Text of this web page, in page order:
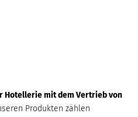
Hotellerie mit dem Vertrieb von
Produkten zählen